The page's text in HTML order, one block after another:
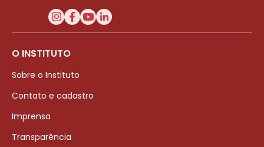
O INSTITUTO
Sobre o Instituto
Contato e cadastro
Imprensa
Transparência